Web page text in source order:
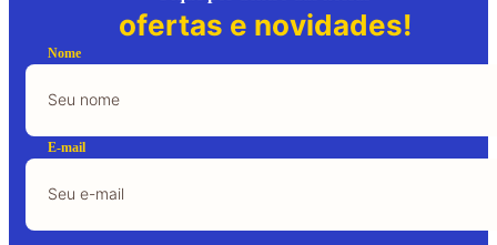
ofertas e novidades!
Nome
E-mail